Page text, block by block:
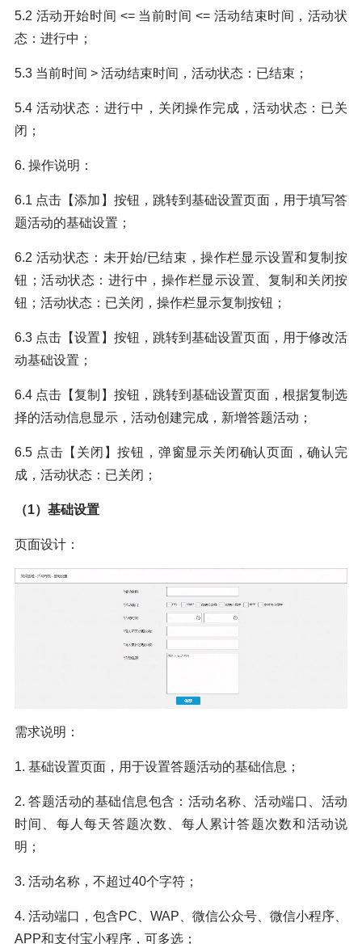
5.2 活动开始时间 <= 当前时间 <= 活动结束时间，活动状
态：进行中；
5.3 当前时间 > 活动结束时间，活动状态：已结束；
5.4 活动状态：进行中，关闭操作完成，活动状态：已关
闭；
6. 操作说明：
6.1 点击【添加】按钮，跳转到基础设置页面，用于填写答
题活动的基础设置；
6.2 活动状态：未开始/已结束，操作栏显示设置和复制按
钮；活动状态：进行中，操作栏显示设置、复制和关闭按
钮；活动状态：已关闭，操作栏显示复制按钮；
6.3 点击【设置】按钮，跳转到基础设置页面，用于修改活
动基础设置；
6.4 点击【复制】按钮，跳转到基础设置页面，根据复制选
择的活动信息显示，活动创建完成，新增答题活动；
6.5 点击【关闭】按钮，弹窗显示关闭确认页面，确认完
成，活动状态：已关闭；
（1）基础设置
页面设计：
需求说明：
1. 基础设置页面，用于设置答题活动的基础信息；
2. 答题活动的基础信息包含：活动名称、活动端口、活动
时间、每人每天答题次数、每人累计答题次数和活动说
明；
3. 活动名称，不超过40个字符；
4. 活动端口，包含PC、WAP、微信公众号、微信小程序、
APP和支付宝小程序，可多选；